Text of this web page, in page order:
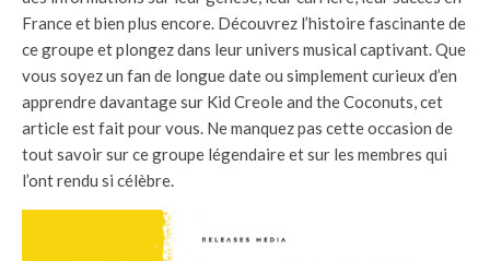
France et bien plus encore. Découvrez l’histoire fascinante de
ce groupe et plongez dans leur univers musical captivant. Que
vous soyez un fan de longue date ou simplement curieux d’en
apprendre davantage sur Kid Creole and the Coconuts, cet
article est fait pour vous. Ne manquez pas cette occasion de
tout savoir sur ce groupe légendaire et sur les membres qui
l’ont rendu si célèbre.